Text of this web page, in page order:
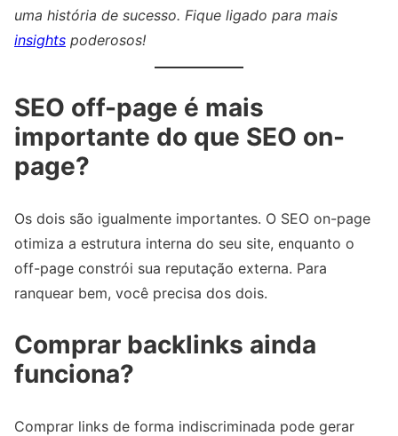
uma história de sucesso. Fique ligado para mais
insights poderosos!
SEO off-page é mais
importante do que SEO on-
page?
Os dois são igualmente importantes. O SEO on-page
otimiza a estrutura interna do seu site, enquanto o
off-page constrói sua reputação externa. Para
ranquear bem, você precisa dos dois.
Comprar backlinks ainda
funciona?
Comprar links de forma indiscriminada pode gerar